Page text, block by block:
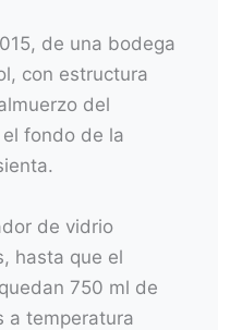
de una bodega
con estructura
del
fondo de la
de vidrio
hasta que el
750 ml de
a temperatura